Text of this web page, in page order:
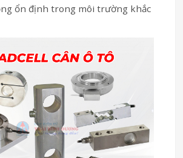
ổn định trong môi trường khắc